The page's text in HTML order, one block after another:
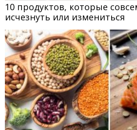
10 продуктов, которые
исчезнуть или измениться